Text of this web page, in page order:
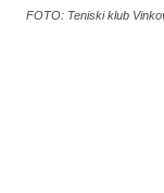
FOTO: Teniski klub